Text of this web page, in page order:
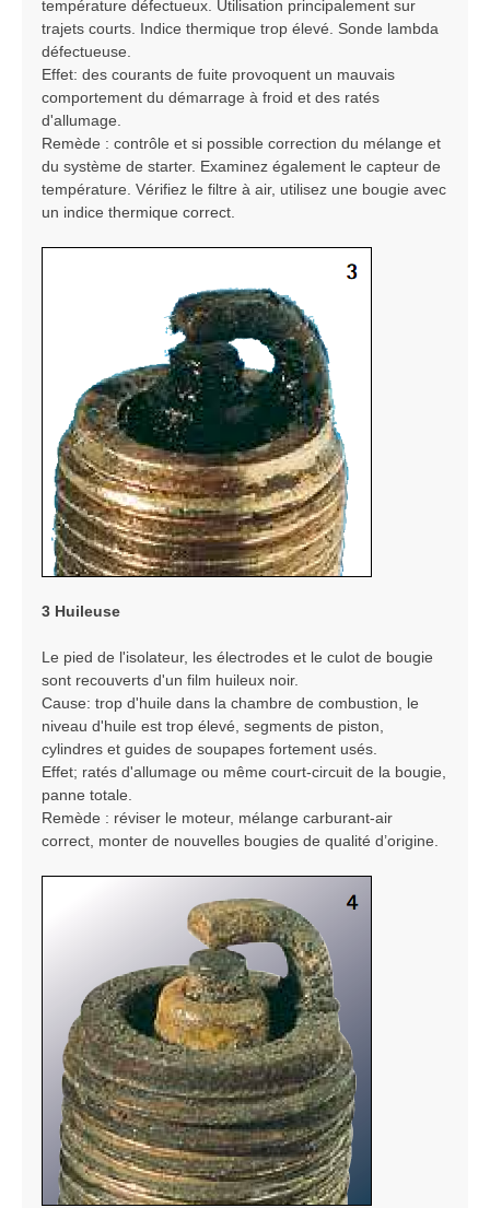
température défectueux. Utilisation principalement sur
trajets courts. Indice thermique trop élevé. Sonde lambda
défectueuse.
Effet: des courants de fuite provoquent un mauvais
comportement du démarrage à froid et des ratés
d'allumage.
Remède : contrôle et si possible correction du mélange et
du système de starter. Examinez également le capteur de
température. Vérifiez le filtre à air, utilisez une bougie avec
un indice thermique correct.
3 Huileuse
Le pied de l'isolateur, les électrodes et le culot de bougie
sont recouverts d'un film huileux noir.
Cause: trop d'huile dans la chambre de combustion, le
niveau d'huile est trop élevé, segments de piston,
cylindres et guides de soupapes fortement usés.
Effet; ratés d'allumage ou même court-circuit de la bougie,
panne totale.
Remède : réviser le moteur, mélange carburant-air
correct, monter de nouvelles bougies de qualité d’origine.